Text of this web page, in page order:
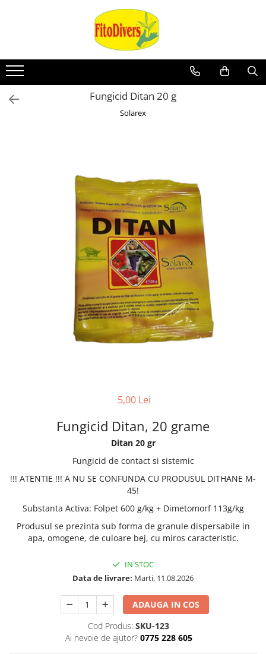
Fungicid Ditan 20 g
Solarex
5,00 Lei
Fungicid Ditan, 20 grame
Ditan 20 gr
Fungicid de contact si sistemic
!!! ATENTIE !!! A NU SE CONFUNDA CU PRODUSUL DITHANE M-
45!
Substanta Activa: Folpet 600 g/kg + Dimetomorf 113g/kg
Produsul se prezinta sub forma de granule dispersabile in
apa, omogene, de culoare bej, cu miros caracteristic.
IN STOC
Data de livrare: Marti, 11.08.2026
ADAUGA IN COS
Cod Produs: SKU-123
Ai nevoie de ajutor? 0775 228 605